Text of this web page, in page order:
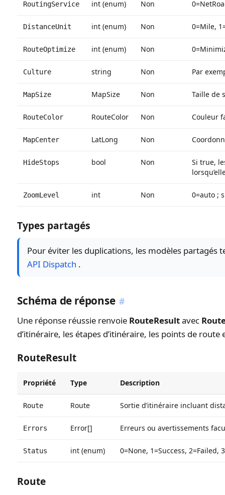
RoutingService int (enum) Non
DistanceUnit int (enum) Non 0=Mile,
RouteOptimize int (enum) Non
Culture string Non Par
MapSize MapSize Non Taille de
RouteColor RouteColor Non Couleur
MapCenter LatLong Non
HideStops bool Non
Si true,
ZoomLevel int Non 0=auto ;
Types partagés
Pour éviter les duplications, les modèles partagés
API Dispatch .
Schéma de réponse #
Une réponse réussie renvoie RouteResultavec
d’itinéraire, les étapes d’itinéraire, les points de
RouteResult
Propriété Type Description
Route Route Sortie d’itinéraire incluant
Errors Error[] Erreurs ou avertissements
Status int (enum) 0=None, 1=Success, 2=Failed,
Route